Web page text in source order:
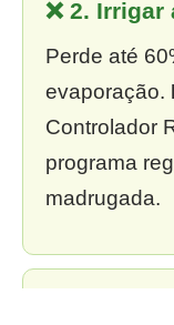
❌ 2.
Perde até
evaporação.
Controlador
programa
madrugada.